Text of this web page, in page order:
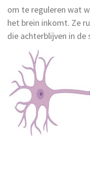
om te reguleren wat
het brein inkomt. Ze
die achterblijven in de